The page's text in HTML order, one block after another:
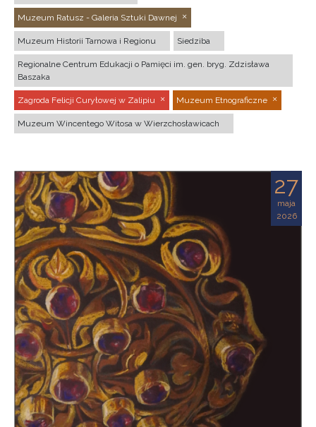
Muzeum Ratusz - Galeria Sztuki Dawnej
Muzeum Historii Tarnowa i Regionu Siedziba
Regionalne Centrum Edukacji o Pamięci im. gen. bryg. Zdzisława
Baszaka
Zagroda Felicji Curyłowej w Zalipiu Muzeum Etnograficzne
Muzeum Wincentego Witosa w Wierzchosławicach
27
maja
2026